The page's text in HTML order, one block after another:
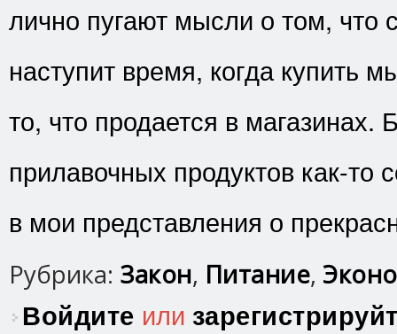
лично пугают мысли о том, что
наступит время, когда купить
то, что продается в магазинах.
прилавочных продуктов как-то
в мои представления о
Рубрика: Закон, Питание,
Войдите или